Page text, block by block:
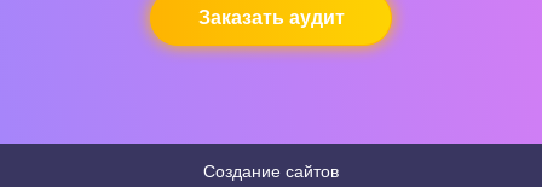
Заказать аудит
Создание сайтов